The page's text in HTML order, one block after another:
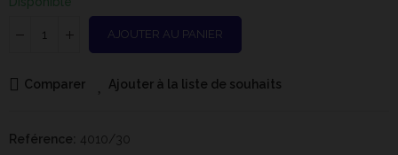
AJOUTER AU PANIER
Comparer Ajouter à la liste de souhaits
Reférence: 4010/30